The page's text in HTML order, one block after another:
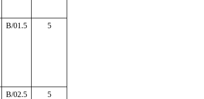
B/01.5 5
B/02.5 5